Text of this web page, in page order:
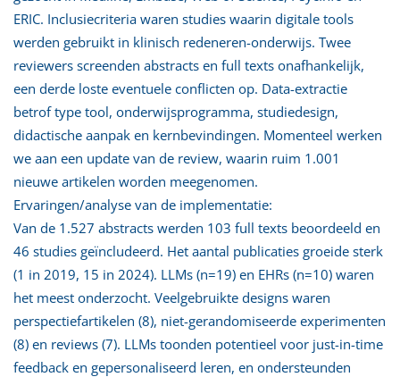
ERIC. Inclusiecriteria waren studies waarin digitale tools
werden gebruikt in klinisch redeneren-onderwijs. Twee
reviewers screenden abstracts en full texts onafhankelijk,
een derde loste eventuele conflicten op. Data-extractie
betrof type tool, onderwijsprogramma, studiedesign,
didactische aanpak en kernbevindingen. Momenteel werken
we aan een update van de review, waarin ruim 1.001
nieuwe artikelen worden meegenomen.
Ervaringen/analyse van de implementatie:
Van de 1.527 abstracts werden 103 full texts beoordeeld en
46 studies geïncludeerd. Het aantal publicaties groeide sterk
(1 in 2019, 15 in 2024). LLMs (n=19) en EHRs (n=10) waren
het meest onderzocht. Veelgebruikte designs waren
perspectiefartikelen (8), niet-gerandomiseerde experimenten
(8) en reviews (7). LLMs toonden potentieel voor just-in-time
feedback en gepersonaliseerd leren, en ondersteunden